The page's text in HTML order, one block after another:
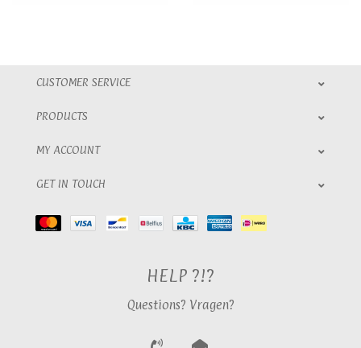
CUSTOMER SERVICE
PRODUCTS
MY ACCOUNT
GET IN TOUCH
HELP ?!?
Questions? Vragen?